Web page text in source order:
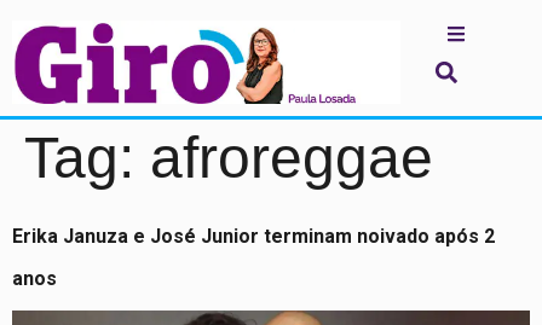
Tag: afroreggae
Erika Januza e José Junior terminam noivado após 2
anos